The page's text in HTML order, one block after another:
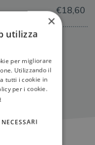
€18,60
×
utilizza
per migliorare
Utilizzando il
tutti i cookie in
per i cookie.